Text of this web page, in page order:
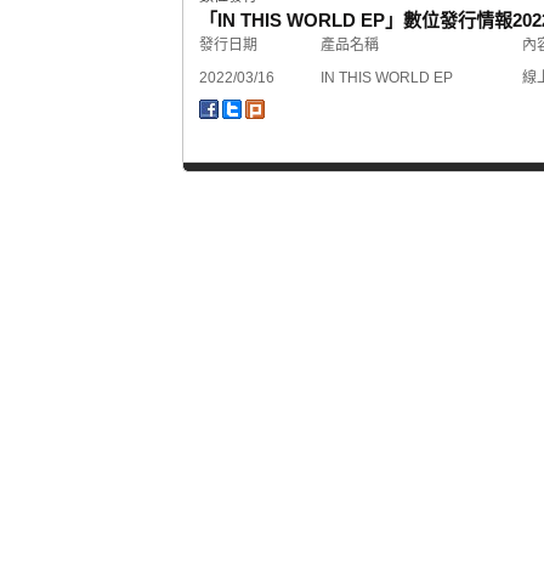
「IN THIS WORLD EP」數位發行情報
發行日期 產品名稱
內
2022/03/16
IN THIS WORLD EP 線